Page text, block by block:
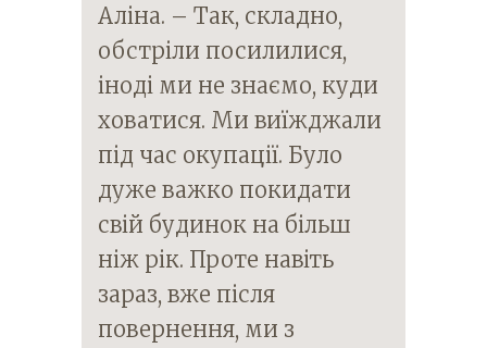
Аліна. – Так, складно,
обстріли посилилися,
іноді ми не знаємо, куди
ховатися. Ми виїжджали
під час окупації. Було
дуже важко покидати
свій будинок на більш
ніж рік. Проте навіть
зараз, вже після
повернення, ми з